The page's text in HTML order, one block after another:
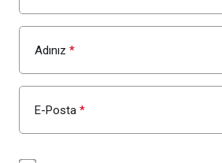
Adınız *
E-Posta *